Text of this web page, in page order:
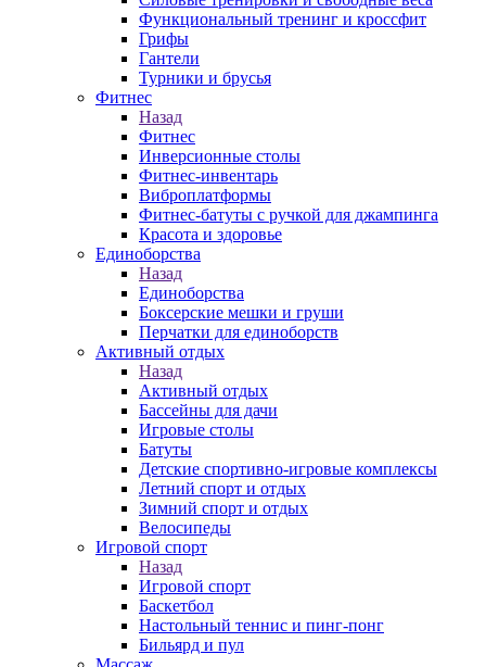
Функциональный тренинг и кроссфит
Грифы
Гантели
Турники и брусья
Фитнес
Назад
Фитнес
Инверсионные столы
Фитнес-инвентарь
Виброплатформы
Фитнес-батуты с ручкой для джампинга
Красота и здоровье
Единоборства
Назад
Единоборства
Боксерские мешки и груши
Перчатки для единоборств
Активный отдых
Назад
Активный отдых
Бассейны для дачи
Игровые столы
Батуты
Детские спортивно-игровые комплексы
Летний спорт и отдых
Зимний спорт и отдых
Велосипеды
Игровой спорт
Назад
Игровой спорт
Баскетбол
Настольный теннис и пинг-понг
Бильярд и пул